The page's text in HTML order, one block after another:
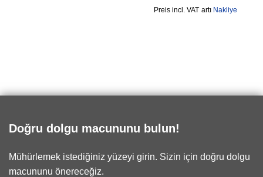
incl. VAT artı Nakliye
Doğru dolgu macununu bulun!
Mühürlemek istediğiniz yüzeyi girin. Sizin için doğru dolgu
macununu önereceğiz.